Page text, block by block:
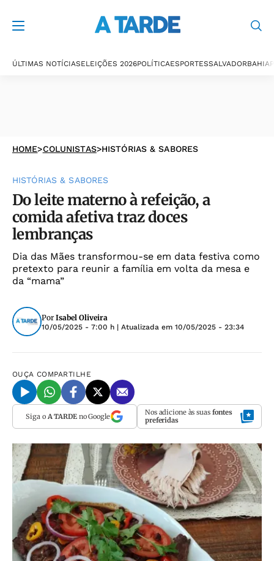
ÚLTIMAS NOTÍCIASELEIÇÕES 2026POLÍTICAESPORTESSALVADORBAHIA
HOME>COLUNISTAS>HISTÓRIAS & SABORES
HISTÓRIAS & SABORES
Do leite materno à refeição, a
comida afetiva traz doces
lembranças
Dia das Mães transformou-se em data festiva como
pretexto para reunir a família em volta da mesa e
da “mama”
Por Isabel Oliveira
10/05/2025 - 7:00 h | Atualizada em 10/05/2025 - 23:34
OUÇA COMPARTILHE
Siga o A TARDEno Google Nos adicione às suas fontes
preferidas